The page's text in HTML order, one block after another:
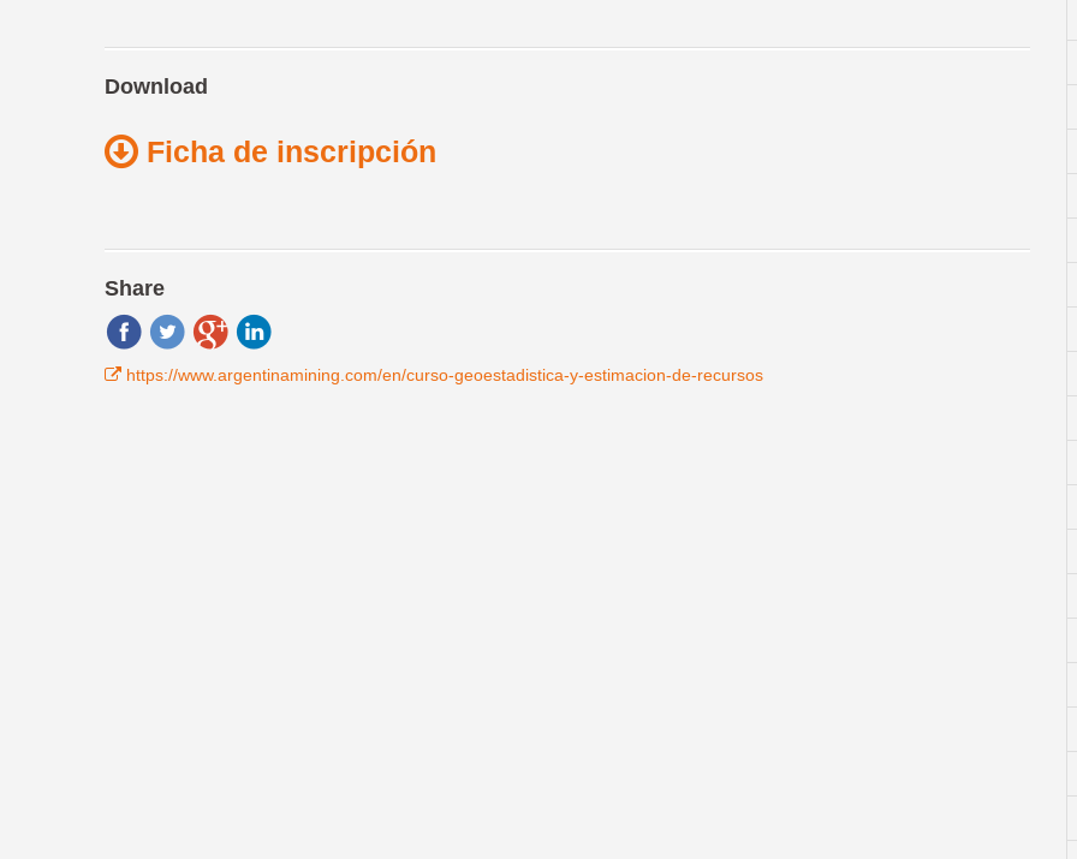
Download
Ficha de inscripción
Share
https://www.argentinamining.com/en/curso-geoestadistica-y-estimacion-de-recursos